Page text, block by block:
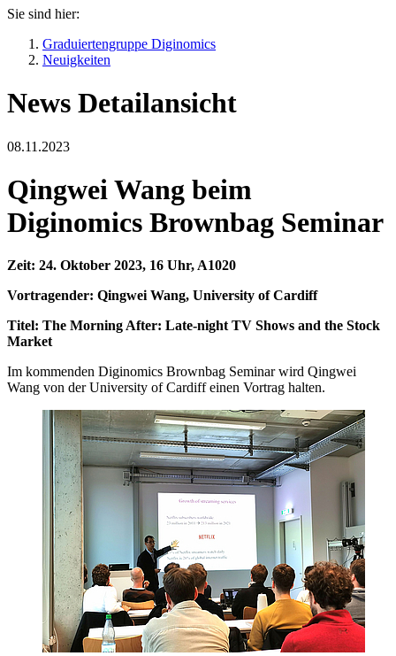
Sie sind hier:
Graduiertengruppe Diginomics
Neuigkeiten
News Detailansicht
08.11.2023
Qingwei Wang beim
Diginomics Brownbag Seminar
Zeit: 24. Oktober 2023, 16 Uhr, A1020
Vortragender: Qingwei Wang, University of Cardiff
Titel: The Morning After: Late-night TV Shows and the Stock
Market
Im kommenden Diginomics Brownbag Seminar wird Qingwei
Wang von der University of Cardiff einen Vortrag halten.